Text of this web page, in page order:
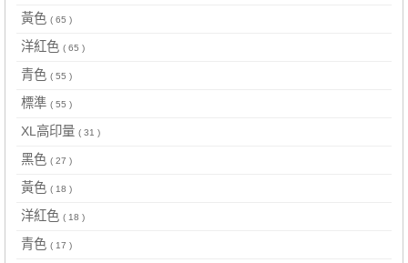
黃色 ( 65 )
洋紅色 ( 65 )
青色 ( 55 )
標準 ( 55 )
XL高印量 ( 31 )
黑色 ( 27 )
黃色 ( 18 )
洋紅色 ( 18 )
青色 ( 17 )